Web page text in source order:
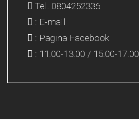
Tel. 0804252336
: E-mail
: Pagina Facebook
: 11.00-13.00 / 15.00-17.00